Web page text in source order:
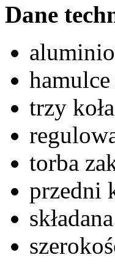
Dane
trzy
torba
przedni